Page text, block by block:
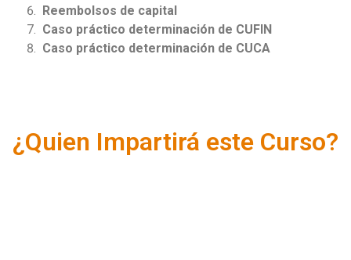
Reembolsos de capital
Caso práctico determinación de CUFIN
Caso práctico determinación de CUCA
¿Quien Impartirá este Curso?